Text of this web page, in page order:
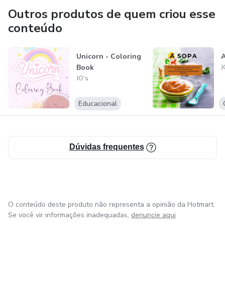
Outros produtos de quem criou esse
conteúdo
Unicorn - Coloring
Book
JO's
Educacional
Dúvidas frequentes
O conteúdo deste produto não representa a opinião da Hotmart.
Se você vir informações inadequadas, denuncie aqui